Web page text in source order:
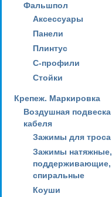
Фальшпол
Аксессуары
Панели
Плинтус
С-профили
Стойки
Крепеж. Маркировка
Воздушная подвеска
кабеля
Зажимы для троса
Зажимы натяжные,
поддерживающие,
спиральные
Коуши